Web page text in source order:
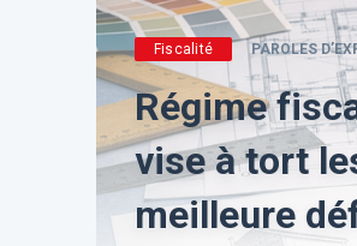
Fiscalité PAROLES
Régime
vise à tort
meilleure